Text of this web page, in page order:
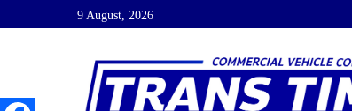
9 August, 2026